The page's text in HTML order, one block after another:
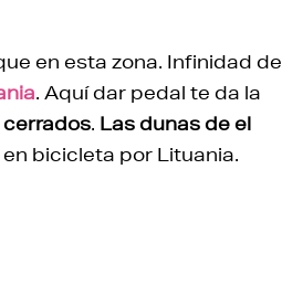
en esta zona. Infinidad de
. Aquí dar pedal te da la
cerrados. Las dunas de el
bicicleta por Lituania.